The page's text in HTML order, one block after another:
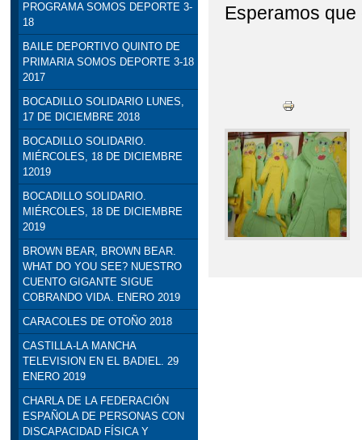
PROGRAMA SOMOS DEPORTE 3-
18
BAILE DEPORTIVO QUINTO DE
PRIMARIA SOMOS DEPORTE 3-18
2017
BOCADILLO SOLIDARIO LUNES,
17 DE DICIEMBRE 2018
BOCADILLO SOLIDARIO.
MIÉRCOLES, 18 DE DICIEMBRE
12019
BOCADILLO SOLIDARIO.
MIÉRCOLES, 18 DE DICIEMBRE
2019
BROWN BEAR, BROWN BEAR.
WHAT DO YOU SEE? NUESTRO
CUENTO GIGANTE SIGUE
COBRANDO VIDA. ENERO 2019
CARACOLES DE OTOÑO 2018
CASTILLA-LA MANCHA
TELEVISION EN EL BADIEL. 29
ENERO 2019
CHARLA DE LA FEDERACIÓN
ESPAÑOLA DE PERSONAS CON
DISCAPACIDAD FÍSICA Y
Esperamos que